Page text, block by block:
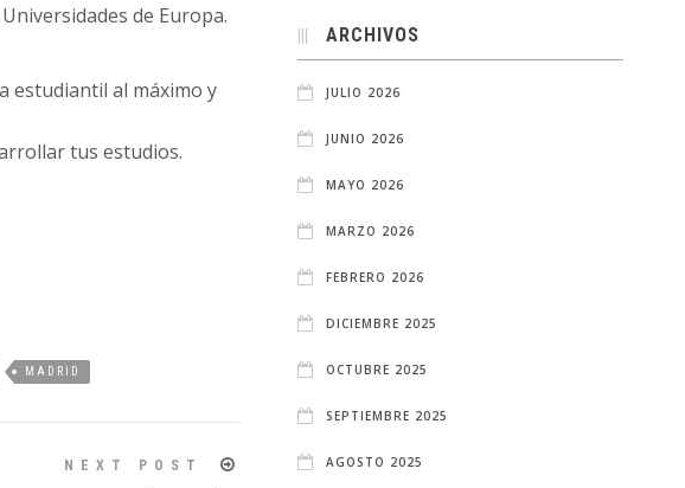
de Europa.
estudiantil al máximo y
tus estudios.
MADRID
NEXT POST
ARCHIVOS
JULIO 2026
JUNIO 2026
MAYO 2026
MARZO 2026
FEBRERO 2026
DICIEMBRE 2025
OCTUBRE 2025
SEPTIEMBRE 2025
AGOSTO 2025